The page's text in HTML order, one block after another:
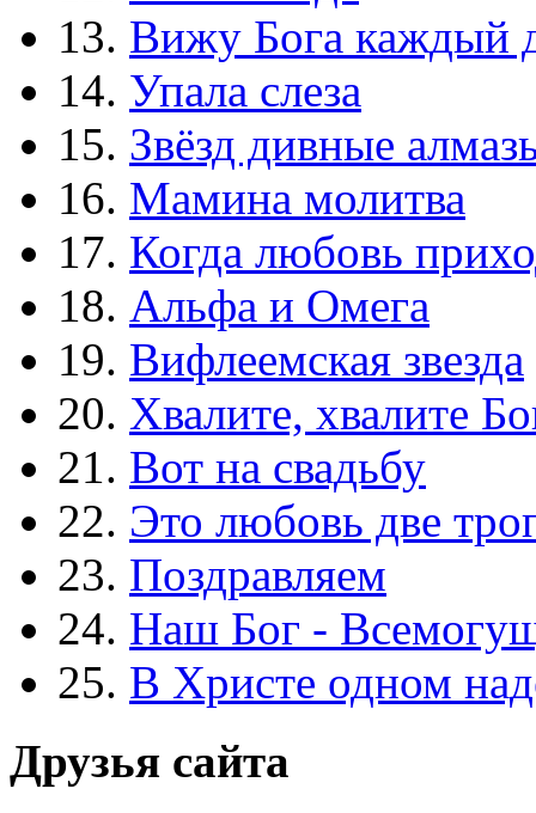
13. Вижу Бога каждый
14. Упала слеза
15. Звёзд дивные
16. Мамина молитва
17. Когда любовь
18. Альфа и Омега
19. Вифлеемская звезда
20. Хвалите, хвалите
21. Вот на свадьбу
22. Это любовь две
23. Поздравляем
24. Наш Бог -
25. В Христе одном
Друзья сайта